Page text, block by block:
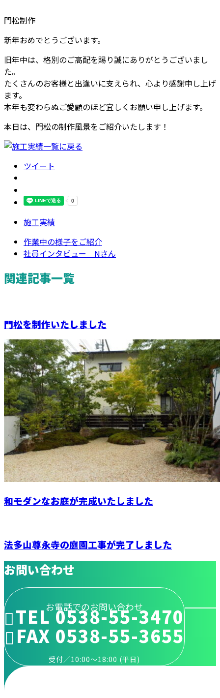
門松制作
新年おめでとうございます。
旧年中は、格別のご高配を賜り誠にありがとうございまし
た。
たくさんのお客様と出逢いに支えられ、心より感謝申し上げ
ます。
本年も変わらぬご愛顧のほど宜しくお願い申し上げます。
本日は、門松の制作風景をご紹介いたします！
ツイート
施工実績
作業中の様子をご紹介
社員インタビュー Nさん
関連記事一覧
門松を制作いたしました
和モダンなお庭が完成いたしました
法多山尊永寺の庭園工事が完了しました
お問い合わせ
お電話でのお問い合わせ
TEL 0538-55-3470
FAX 0538-55-3655
受付／10:00～18:00 (平日)